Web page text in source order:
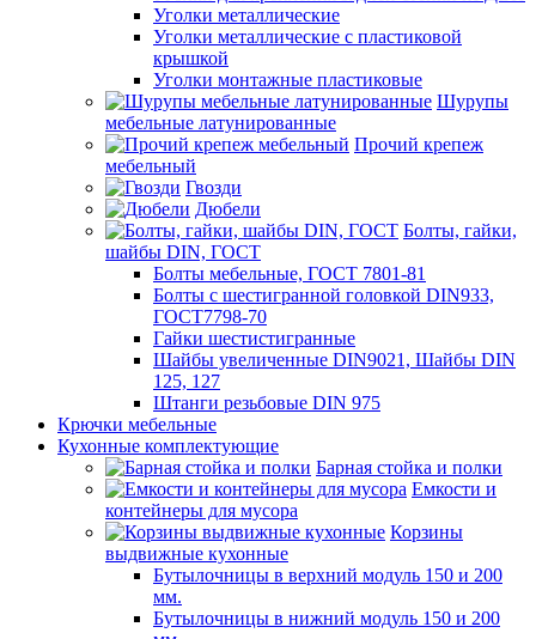
Уголки металлические
Уголки металлические с пластиковой
крышкой
Уголки монтажные пластиковые
Шурупы
мебельные латунированные
Прочий крепеж
мебельный
Гвозди
Дюбели
Болты, гайки,
шайбы DIN, ГОСТ
Болты мебельные, ГОСТ 7801-81
Болты с шестигранной головкой DIN933,
ГОСТ7798-70
Гайки шестистигранные
Шайбы увеличенные DIN9021, Шайбы DIN
125, 127
Штанги резьбовые DIN 975
Крючки мебельные
Кухонные комплектующие
Барная стойка и полки
Емкости и
контейнеры для мусора
Корзины
выдвижные кухонные
Бутылочницы в верхний модуль 150 и 200
мм.
Бутылочницы в нижний модуль 150 и 200